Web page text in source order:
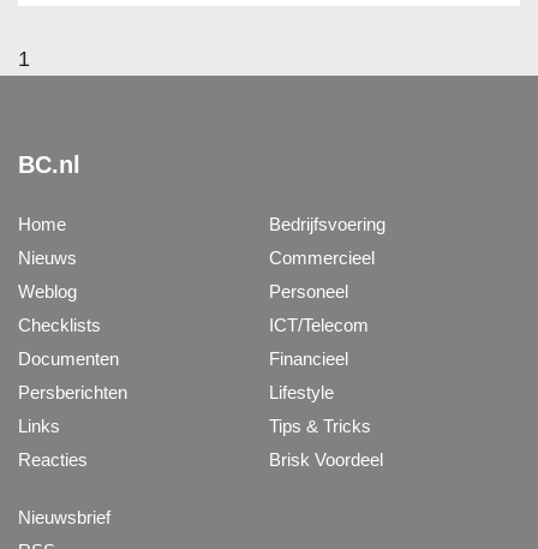
1
BC.nl
Home
Nieuws
Weblog
Checklists
Documenten
Persberichten
Links
Reacties
Bedrijfsvoering
Commercieel
Personeel
ICT/Telecom
Financieel
Lifestyle
Tips & Tricks
Brisk Voordeel
Nieuwsbrief